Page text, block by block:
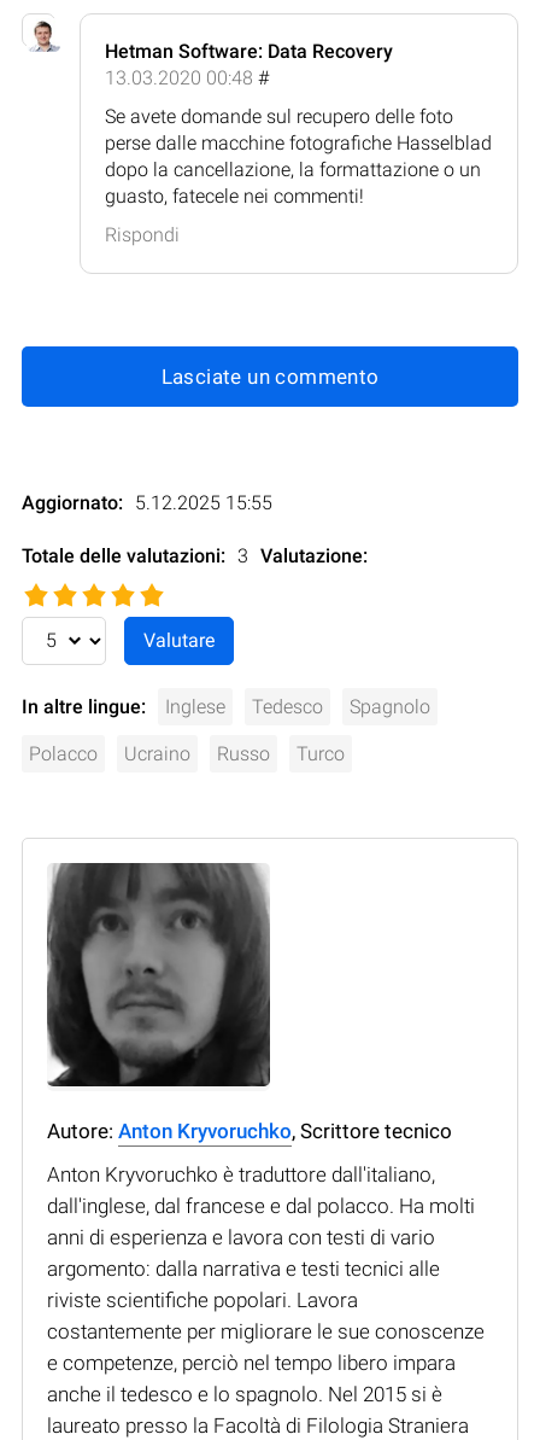
Hetman Software: Data Recovery
13.03.2020 00:48 #
Se avete domande sul recupero delle foto
perse dalle macchine fotografiche Hasselblad
dopo la cancellazione, la formattazione o un
guasto, fatecele nei commenti!
Rispondi
Lasciate un commento
Aggiornato: 5.12.2025 15:55
Totale delle valutazioni: 3 Valutazione:
In altre lingue: Inglese Tedesco Spagnolo
Polacco Ucraino Russo Turco
Autore: Anton Kryvoruchko, Scrittore tecnico
Anton Kryvoruchko è traduttore dall'italiano,
dall'inglese, dal francese e dal polacco. Ha molti
anni di esperienza e lavora con testi di vario
argomento: dalla narrativa e testi tecnici alle
riviste scientifiche popolari. Lavora
costantemente per migliorare le sue conoscenze
e competenze, perciò nel tempo libero impara
anche il tedesco e lo spagnolo. Nel 2015 si è
laureato presso la Facoltà di Filologia Straniera